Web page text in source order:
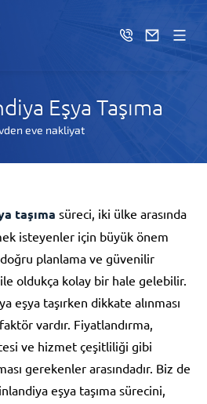
Eşya Taşıma
eve nakliyat
taşıma süreci, iki ülke arasında
isteyenler için büyük önem
doğru planlama ve güvenilir
oldukça kolay bir hale gelebilir.
eşya taşırken dikkate alınması
vardır. Fiyatlandırma,
ve hizmet çeşitliliği gibi
gerekenler arasındadır. Biz de
eşya taşıma sürecini,